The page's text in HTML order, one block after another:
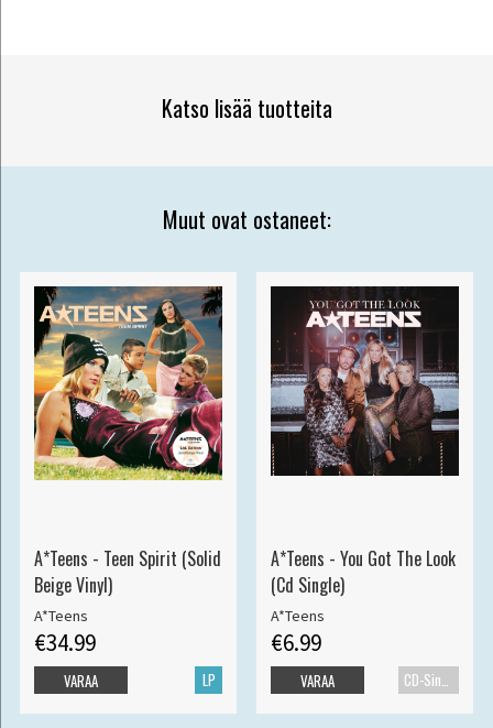
Katso lisää tuotteita
Muut ovat ostaneet:
A*Teens - Teen Spirit (Solid
Beige Vinyl)
A*Teens
€34.99
LP
VARAA
A*Teens - You Got The Look
(Cd Single)
A*Teens
€6.99
VARAA